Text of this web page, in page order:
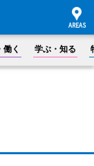
働く 学ぶ・知る